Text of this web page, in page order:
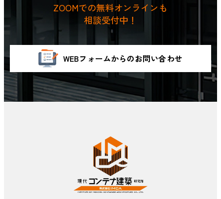
ZOOMでの無料オンラインも
相談受付中！
WEBフォームからのお問い合わせ